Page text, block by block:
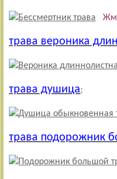
трава вероника
трава душица;
трава подорожник